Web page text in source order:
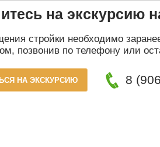
на экскурсию
стройки необходимо
позвонив по телефону или
НА ЭКСКУРСИЮ 8